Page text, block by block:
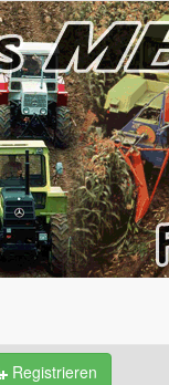
Registrieren